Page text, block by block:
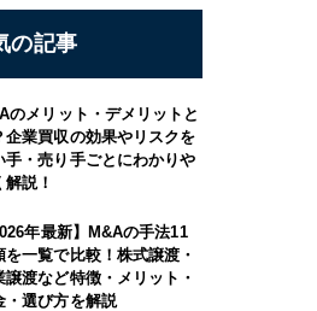
の記事
のメリット・デメリットと
企業買収の効果やリスクを
手・売り手ごとにわかりや
解説！
年最新】M&Aの手法11
を一覧で比較！株式譲渡・
譲渡など特徴・メリット・
・選び方を解説